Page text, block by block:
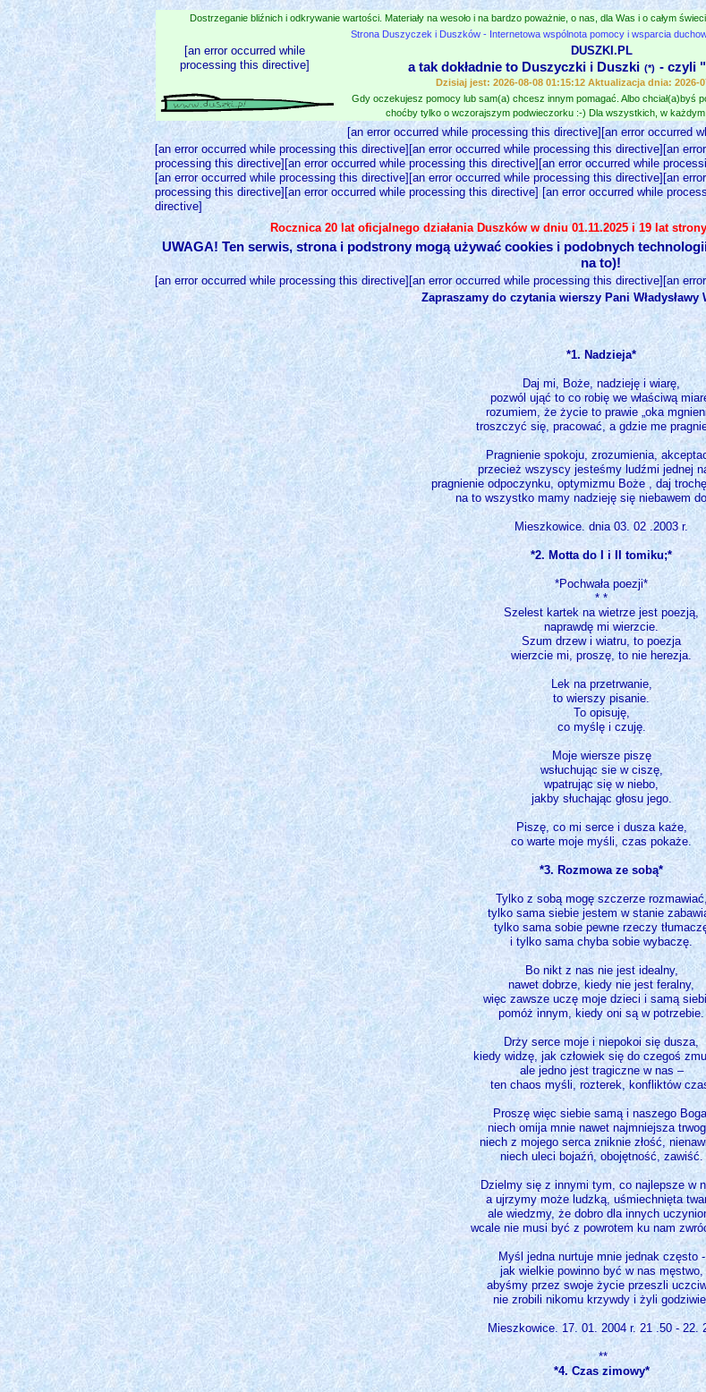
Dostrzeganie bliźnich i odkrywanie wartości. Materiały na wesoło i na bardzo poważnie, o nas, dla Was i o całym
[an error occurred while
processing this directive]
Strona Duszyczek i Duszków - Internetowa wspólnota pomocy i wsparcia
DUSZKI.PL
a tak dokładnie to Duszyczki i Duszki (*) - czyli
Dzisiaj jest: 2026-08-08 01:15:12 Aktualizacja dnia: 2026-
Gdy oczekujesz pomocy lub sam(a) chcesz innym pomagać. Albo chciał(a)byś
choćby tylko o wczorajszym podwieczorku :-) Dla wszystkich, w
[an error occurred while processing this directive][an error occurred
[an error occurred while processing this directive][an error occurred while processing this directive][an
processing this directive][an error occurred while processing this directive][an error occurred while
[an error occurred while processing this directive][an error occurred while processing this directive][an
processing this directive][an error occurred while processing this directive] [an error occurred while
directive]
Rocznica 20 lat oficjalnego działania Duszków w dniu 01.11.2025 i 19 lat
UWAGA! Ten serwis, strona i podstrony mogą używać cookies i podobnych
na to)!
[an error occurred while processing this directive][an error occurred while processing this directive][an
Zapraszamy do czytania wierszy Pani Władysławy
*1. Nadzieja*
Daj mi, Boże, nadzieję i wiarę,
pozwól ująć to co robię we właściwą
rozumiem, że życie to prawie „oka
troszczyć się, pracować, a gdzie me
Pragnienie spokoju, zrozumienia,
przecież wszyscy jesteśmy ludźmi jednej
pragnienie odpoczynku, optymizmu Boże , daj
na to wszystko mamy nadzieję się niebawem
Mieszkowice. dnia 03. 02 .2003 r.
*2. Motta do I i II tomiku;*
*Pochwała poezji*
* *
Szelest kartek na wietrze jest poezją,
naprawdę mi wierzcie.
Szum drzew i wiatru, to poezja
wierzcie mi, proszę, to nie herezja.
Lek na przetrwanie,
to wierszy pisanie.
To opisuję,
co myślę i czuję.
Moje wiersze piszę
wsłuchując sie w ciszę,
wpatrując się w niebo,
jakby słuchając głosu jego.
Piszę, co mi serce i dusza każe,
co warte moje myśli, czas pokaże.
*3. Rozmowa ze sobą*
Tylko z sobą mogę szczerze rozmawiać,
tylko sama siebie jestem w stanie
tylko sama sobie pewne rzeczy
i tylko sama chyba sobie wybaczę.
Bo nikt z nas nie jest idealny,
nawet dobrze, kiedy nie jest feralny,
więc zawsze uczę moje dzieci i samą
pomóż innym, kiedy oni są w potrzebie.
Drży serce moje i niepokoi się dusza,
kiedy widzę, jak człowiek się do czegoś
ale jedno jest tragiczne w nas –
ten chaos myśli, rozterek, konfliktów
Proszę więc siebie samą i naszego
niech omija mnie nawet najmniejsza
niech z mojego serca zniknie złość,
niech uleci bojaźń, obojętność, zawiść.
Dzielmy się z innymi tym, co najlepsze w
a ujrzymy może ludzką, uśmiechnięta
ale wiedzmy, że dobro dla innych
wcale nie musi być z powrotem ku nam
Myśl jedna nurtuje mnie jednak często -
jak wielkie powinno być w nas męstwo,
abyśmy przez swoje życie przeszli
nie zrobili nikomu krzywdy i żyli
Mieszkowice. 17. 01. 2004 r. 21 .50 - 22.
**
*4. Czas zimowy*